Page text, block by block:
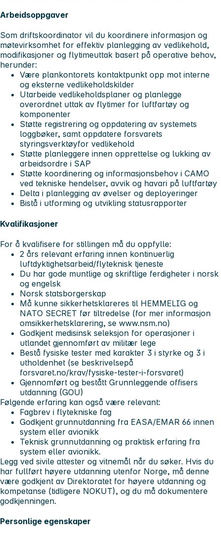
Arbeidsoppgaver
Som driftskoordinator vil du koordinere informasjon og
møtevirksomhet for effektiv planlegging av vedlikehold,
modifikasjoner og flytimeuttak basert på operative behov,
herunder:
Være plankontorets kontaktpunkt opp mot interne
og eksterne vedlikeholdskilder
Utarbeide vedlikeholdsplaner og planlegge
overordnet uttak av flytimer for luftfartøy og
komponenter
Støtte registrering og oppdatering av systemets
loggbøker, samt oppdatere forsvarets
styringsverktøyfor vedlikehold
Støtte planleggere innen opprettelse og lukking av
arbeidsordre i SAP
Støtte koordinering og informasjonsbehov i CAMO
ved tekniske hendelser, avvik og havari på luftfartøy
Delta i planlegging av øvelser og deployeringer
Bistå i utforming og utvikling statusrapporter
Kvalifikasjoner
For å kvalifisere for stillingen må du oppfylle:
2 års relevant erfaring innen kontinuerlig
luftdyktighetsarbeid/flyteknisk tjeneste
Du har gode muntlige og skriftlige ferdigheter i norsk
og engelsk
Norsk statsborgerskap
Må kunne sikkerhetsklareres til HEMMELIG og
NATO SECRET før tiltredelse (for mer informasjon
omsikkerhetsklarering, se www.nsm.no)
Godkjent medisinsk seleksjon for operasjoner i
utlandet gjennomført av militær lege
Bestå fysiske tester med karakter 3 i styrke og 3 i
utholdenhet (se beskrivelsepå
forsvaret.no/krav/fysiske-tester-i-forsvaret)
Gjennomført og bestått Grunnleggende offisers
utdanning (GOU)
Følgende erfaring kan også være relevant:
Fagbrev i flytekniske fag
Godkjent grunnutdanning fra EASA/EMAR 66 innen
system eller avionikk
Teknisk grunnutdanning og praktisk erfaring fra
system eller avionikk.
Legg ved sivile attester og vitnemål når du søker. Hvis du
har fullført høyere utdanning utenfor Norge, må denne
være godkjent av Direktoratet for høyere utdanning og
kompetanse (tidligere NOKUT), og du må dokumentere
godkjenningen.
Personlige egenskaper